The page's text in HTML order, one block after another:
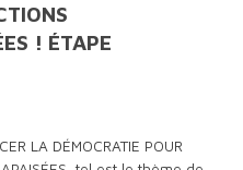
! ÉTAPE
LA DÉMOCRATIE POUR